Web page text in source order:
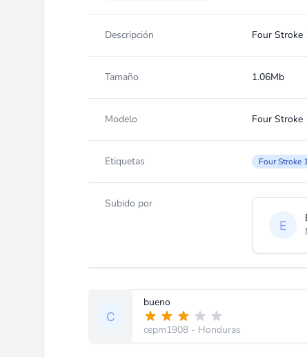
Descripción Four Stroke
Tamaño 1.06Mb
Modelo Four Stroke
Etiquetas Four Stroke
Subido por
bueno
cepm1908 - Honduras